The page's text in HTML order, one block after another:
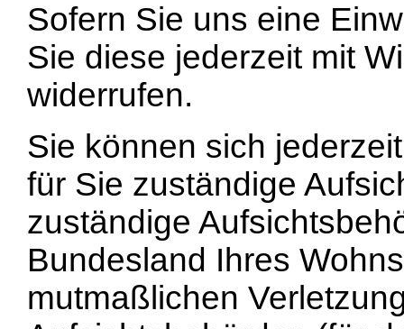
Sofern Sie uns eine
Sie diese jederzeit mit
widerrufen.
Sie können sich
für Sie zuständige
zuständige
Bundesland Ihres
mutmaßlichen